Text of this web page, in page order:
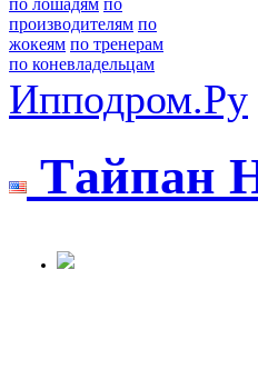
по лошадям по
производителям по
жокеям по тренерам
по коневладельцам
Ипподром.Ру
Тaйпaн